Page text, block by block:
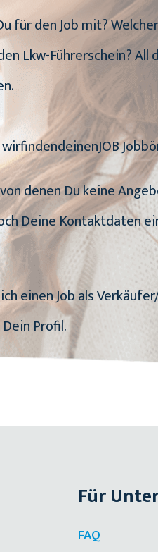
für den Job mit?
Lkw-Führerschein? All
denen Du keine
Deine Kontaktdaten
einen Job als
Profil.
Für
FAQ